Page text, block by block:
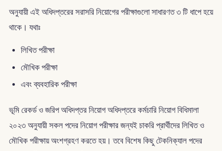
অনুযায়ী এই অধিদপ্তরের সরাসরি নিয়োগের পরীক্ষাগুলো সাধারণত ৩ টি ধাপে হয়ে
থাকে। যথাঃ
লিখিত পরীক্ষা
মৌখিক পরীক্ষা
এবং ব্যবহারিক পরীক্ষা
ভূমি রেকর্ড ও জরিপ অধিদপ্তর নিয়োগ অধিদপ্তরে কর্মচারি নিয়োগ বিধিমালা
২০২৩ অনুযায়ী সকল পদের নিয়োগ পরীক্ষার জন্যই চাকরি প্রার্থীদের লিখিত ও
মৌখিক পরীক্ষায় অংশগ্রহণ করতে হয়। তবে বিশেষ কিছু টেকনিক্যাল পদের